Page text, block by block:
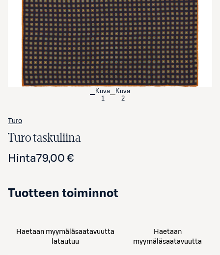
Kuva
1
Kuva
2
Turo
Turo taskuliina
Hinta79,00 €
Tuotteen toiminnot
Haetaan myymäläsaatavuutta
latautuu
Haetaan
myymäläsaatavuutta